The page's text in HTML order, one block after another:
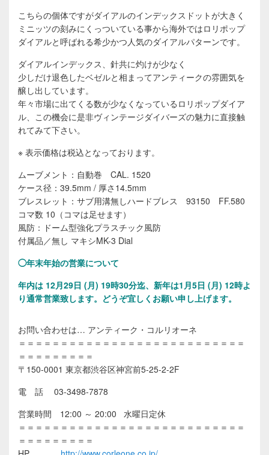
こちらの個体ですがダイアルのインデックスドットが大きく
ミニッツの刻みにくっついている事から海外ではロリポップ
ダイアルと呼ばれる希少かつ人気のダイアルパターンです。
ダイアルインデックス、針共に灼けが少なく
少しだけ退色したベゼルと相まってアンティークの雰囲気を
醸し出しています。
年々市場に出てくる数が少なくなっているロリポップダイア
ル、この機会に是非ヴィンテージダイバーズの魅力に直接触
れてみて下さい。
※ 表示価格は税込となっております。
ムーブメント：自動巻 CAL. 1520
ケース径：39.5mm / 厚さ14.5mm
ブレスレット：サブ用溝無しハードブレス 93150 FF.580
コマ数 10（コマは足せます）
風防：ドーム型強化プラスチック風防
付属品／無し マキシMK-3 Dial
◯年末年始の営業について
年内は 12月29日 (月) 19時30分迄、新年は1月5日 (月) 12時よ
り通常営業致します。 どうぞ宜しくお願い申し上げます。
お問い合わせは… アンティーク・コルリオーネ
＝＝＝＝＝＝＝＝＝＝＝＝＝＝＝＝＝＝＝＝＝＝＝＝＝＝＝
＝＝＝＝＝＝＝＝＝
〒150-0001 東京都渋谷区神宮前5-25-2-2F
電 話 03-3498-7878
営業時間 12:00 ～ 20:00 水曜日定休
＝＝＝＝＝＝＝＝＝＝＝＝＝＝＝＝＝＝＝＝＝＝＝＝＝＝＝
＝＝＝＝＝＝＝＝＝